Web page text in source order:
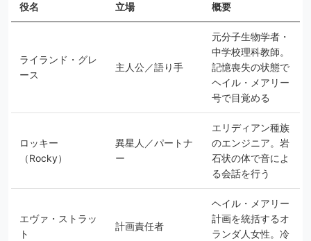
役名 立場 概要
ライランド・グレ
ース
主人公／語り手
元分子生物学者・
中学校理科教師。
記憶喪失の状態で
ヘイル・メアリー
号で目覚める
ロッキー
（Rocky）
異星人／パートナ
ー
エリディアン種族
のエンジニア。岩
石状の体で音によ
る会話を行う
エヴァ・ストラッ
ト
計画責任者
ヘイル・メアリー
計画を統括するオ
ランダ人女性。冷